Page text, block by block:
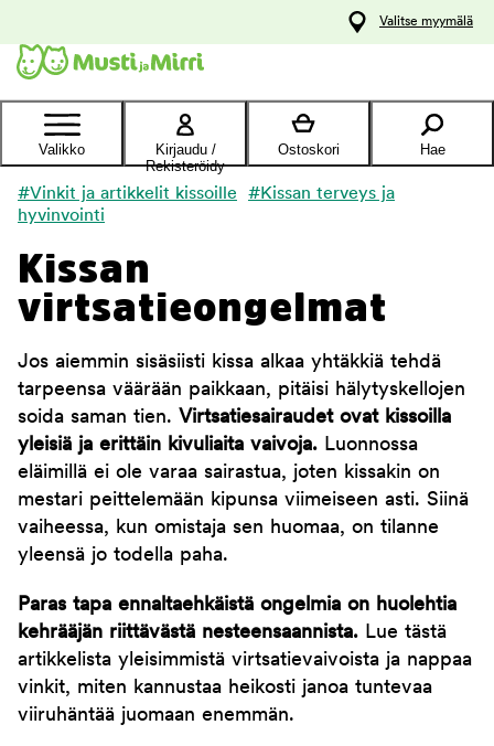
Ota yhteyttä
asiakaspalveluun
Valitse myymälä
Valikko
Kirjaudu /
Rekisteröidy
Ostoskori Hae
#Vinkit ja artikkelit kissoille
#Kissan terveys ja
hyvinvointi
Kissan
virtsatieongelmat
Jos aiemmin sisäsiisti kissa alkaa yhtäkkiä tehdä
tarpeensa väärään paikkaan, pitäisi hälytyskellojen
soida saman tien. Virtsatiesairaudet ovat kissoilla
yleisiä ja erittäin kivuliaita vaivoja. Luonnossa
eläimillä ei ole varaa sairastua, joten kissakin on
mestari peittelemään kipunsa viimeiseen asti. Siinä
vaiheessa, kun omistaja sen huomaa, on tilanne
yleensä jo todella paha.
Paras tapa ennaltaehkäistä ongelmia on huolehtia
kehrääjän riittävästä nesteensaannista. Lue tästä
artikkelista yleisimmistä virtsatievaivoista ja nappaa
vinkit, miten kannustaa heikosti janoa tuntevaa
viiruhäntää juomaan enemmän.